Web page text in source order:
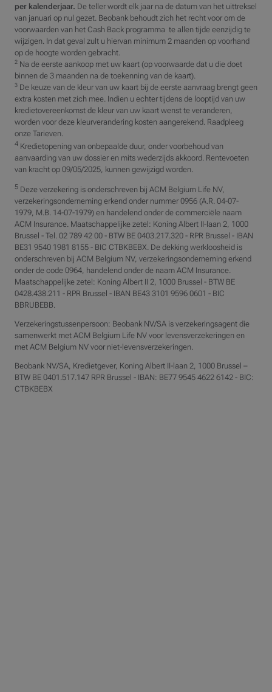
per kalenderjaar. De teller wordt elk jaar na de datum van het uittreksel
van januari op nul gezet. Beobank behoudt zich het recht voor om de
voorwaarden van het Cash Back programma te allen tijde eenzijdig te
wijzigen. In dat geval zult u hiervan minimum 2 maanden op voorhand
op de hoogte worden gebracht.
2 Na de eerste aankoop met uw kaart (op voorwaarde dat u die doet
binnen de 3 maanden na de toekenning van de kaart).
3 De keuze van de kleur van uw kaart bij de eerste aanvraag brengt geen
extra kosten met zich mee. Indien u echter tijdens de looptijd van uw
kredietovereenkomst de kleur van uw kaart wenst te veranderen,
worden voor deze kleurverandering kosten aangerekend. Raadpleeg
onze Tarieven.
4 Kredietopening van onbepaalde duur, onder voorbehoud van
aanvaarding van uw dossier en mits wederzijds akkoord. Rentevoeten
van kracht op 09/05/2025, kunnen gewijzigd worden.
5 Deze verzekering is onderschreven bij ACM Belgium Life NV,
verzekeringsonderneming erkend onder nummer 0956 (A.R. 04-07-
1979, M.B. 14-07-1979) en handelend onder de commerciële naam
ACM Insurance. Maatschappelijke zetel: Koning Albert II-laan 2, 1000
Brussel - Tel. 02 789 42 00 - BTW BE 0403.217.320 - RPR Brussel - IBAN
BE31 9540 1981 8155 - BIC CTBKBEBX. De dekking werkloosheid is
onderschreven bij ACM Belgium NV, verzekeringsonderneming erkend
onder de code 0964, handelend onder de naam ACM Insurance.
Maatschappelijke zetel: Koning Albert II 2, 1000 Brussel - BTW BE
0428.438.211 - RPR Brussel - IBAN BE43 3101 9596 0601 - BIC
BBRUBEBB.
Verzekeringstussenpersoon: Beobank NV/SA is verzekeringsagent die
samenwerkt met ACM Belgium Life NV voor levensverzekeringen en
met ACM Belgium NV voor niet-levensverzekeringen.
Beobank NV/SA, Kredietgever, Koning Albert II-laan 2, 1000 Brussel –
BTW BE 0401.517.147 RPR Brussel - IBAN: BE77 9545 4622 6142 - BIC:
CTBKBEBX